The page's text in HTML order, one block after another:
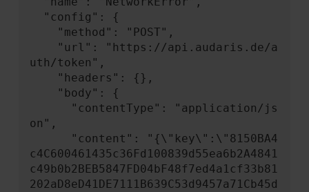
uth/token",
on",
c4C600461435c36Fd100839d55ea6b2A4841
c49b0b2BEB5847FD04bF48f7ed4a1cf33b81
202aD8eD41DE7111B639C53d9457a71Cb45d